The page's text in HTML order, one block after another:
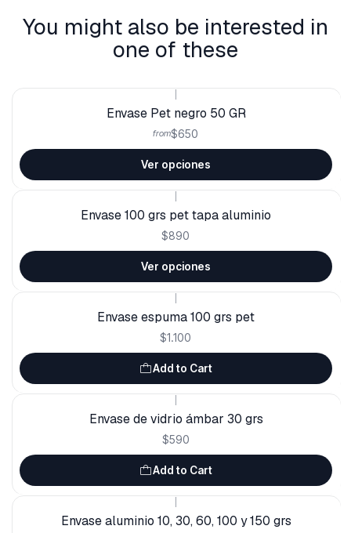
You might also be interested in
one of these
Envase Pet negro 50 GR
from$650
Ver opciones
Envase 100 grs pet tapa aluminio
$890
Ver opciones
Envase espuma 100 grs pet
$1.100
Add to Cart
Envase de vidrio ámbar 30 grs
$590
Add to Cart
Envase aluminio 10, 30, 60, 100 y 150 grs